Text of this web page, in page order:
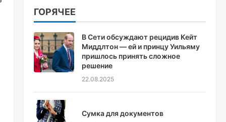
ГОРЯЧЕЕ
В Сети обсуждают рецидив Кейт
Миддлтон — ей и принцу Уильяму
пришлось принять сложное
решение
22.08.2025
Сумка для документов